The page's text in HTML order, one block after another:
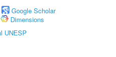
Google Scholar
Dimensions
UNESP